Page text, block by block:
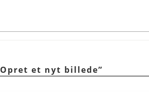
Opret et nyt billede”